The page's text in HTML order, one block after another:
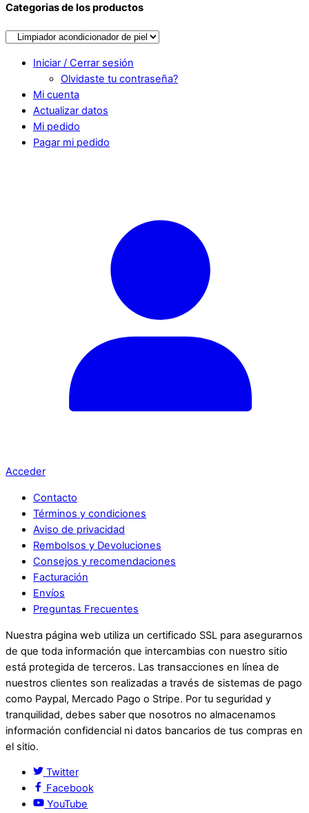
Categorias de los productos
Iniciar / Cerrar sesión
Olvidaste tu contraseña?
Mi cuenta
Actualizar datos
Mi pedido
Pagar mi pedido
Acceder
Contacto
Términos y condiciones
Aviso de privacidad
Rembolsos y Devoluciones
Consejos y recomendaciones
Facturación
Envíos
Preguntas Frecuentes
Nuestra página web utiliza un certificado SSL para asegurarnos
de que toda información que intercambias con nuestro sitio
está protegida de terceros. Las transacciones en línea de
nuestros clientes son realizadas a través de sistemas de pago
como Paypal, Mercado Pago o Stripe. Por tu seguridad y
tranquilidad, debes saber que nosotros no almacenamos
información confidencial ni datos bancarios de tus compras en
el sitio.
Twitter
Facebook
YouTube